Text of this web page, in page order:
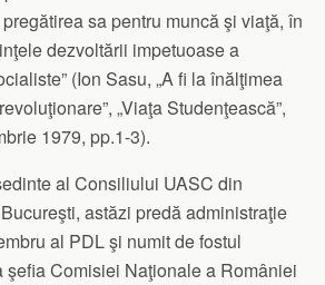
sa pentru muncă şi viaţă, în
dezvoltării impetuoase a
(Ion Sasu, „A fi la înălţimea
„Viaţa Studenţească”,
1979, pp.1-3).
al Consiliului UASC din
astăzi predă administraţie
al PDL şi numit de fostul
şefia Comisiei Naţionale a României